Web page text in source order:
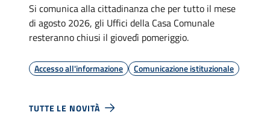
Si comunica alla cittadinanza che per tutto il mese
di agosto 2026, gli Uffici della Casa Comunale
resteranno chiusi il giovedì pomeriggio.
Accesso all'informazione Comunicazione istituzionale
TUTTE LE NOVITÀ